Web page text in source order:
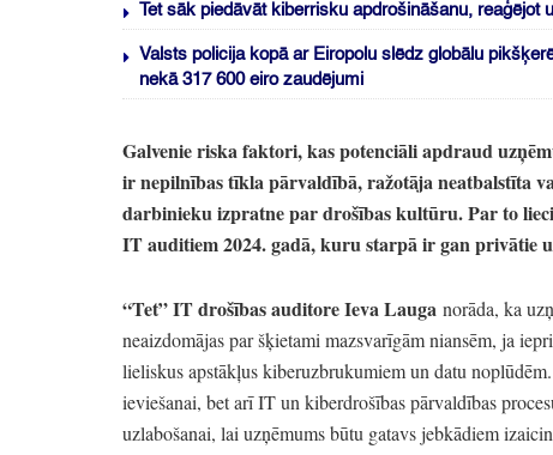
Tet sāk piedāvāt kiberrisku apdrošināšanu,
Valsts policija kopā ar Eiropolu slēdz globālu
nekā 317 600 eiro zaudējumi
Galvenie riska faktori,kas potenciāli apdraud
ir nepilnības tīkla pārvaldībā,ražotāja neatbalstīta
darbinieku izpratne par drošības kultūru.Par to
IT auditiem 2024.gadā,kuru starpā ir gan privātie
“Tet”IT drošības auditore Ieva Lauga norāda, ka
neaizdomājas par šķietami mazsvarīgām niansēm, ja
lieliskus apstākļus kiberuzbrukumiem un datu noplūdēm.
ieviešanai, bet arī IT un kiberdrošības pārvaldības
uzlabošanai, lai uzņēmums būtu gatavs jebkādiem